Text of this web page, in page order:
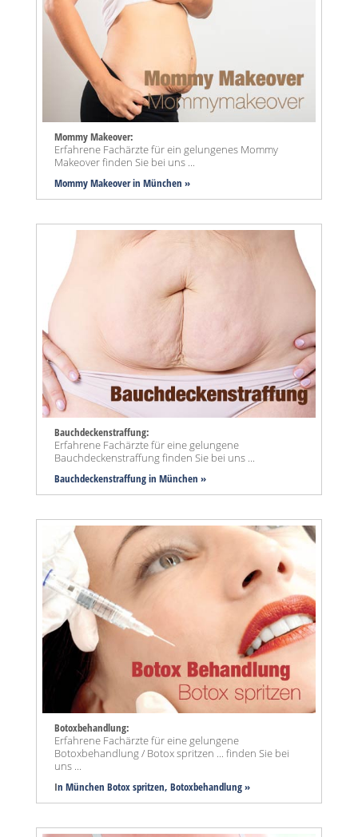
Mommy Makeover:
Erfahrene Fachärzte für ein gelungenes Mommy
Makeover finden Sie bei uns ...
Mommy Makeoverin München »
Bauchdeckenstraffung:
Erfahrene Fachärzte für eine gelungene
Bauchdeckenstraffung finden Sie bei uns ...
Bauchdeckenstraffungin München »
Botoxbehandlung:
Erfahrene Fachärzte für eine gelungene
Botoxbehandlung / Botox spritzen ... finden Sie bei
uns ...
In München Botox spritzen, Botoxbehandlung »